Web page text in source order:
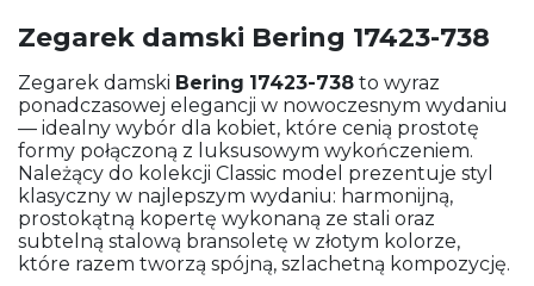
Zegarek damski Bering 17423-738
Zegarek damski Bering 17423-738 to wyraz
ponadczasowej elegancji w nowoczesnym wydaniu
— idealny wybór dla kobiet, które cenią prostotę
formy połączoną z luksusowym wykończeniem.
Należący do kolekcji Classic model prezentuje styl
klasyczny w najlepszym wydaniu: harmonijną,
prostokątną kopertę wykonaną ze stali oraz
subtelną stalową bransoletę w złotym kolorze,
które razem tworzą spójną, szlachetną kompozycję.